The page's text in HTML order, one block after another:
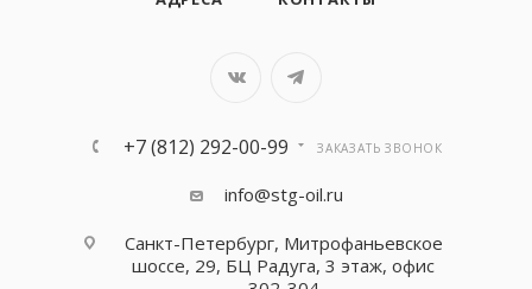
+7 (812) 292-00-99 ЗАКАЗАТЬ ЗВОНОК
info@stg-oil.ru
Санкт-Петербург, Митрофаньевское
шоссе, 29, БЦ Радуга, 3 этаж, офис